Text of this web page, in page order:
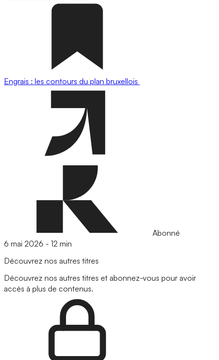
Engrais : les contours du plan bruxellois
Abonné
6 mai 2026 - 12 min
Découvrez nos autres titres
Découvrez nos autres titres et abonnez-vous pour avoir
accès à plus de contenus.